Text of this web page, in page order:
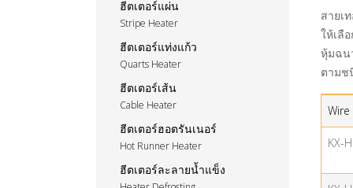
สายเ
ให้เลื
หุ้มฉน
ตามช
KX-H
ฮีตเตอร์แผ่น
Stripe Heater
ฮีตเตอร์แท่งแก้ว
Quarts Heater
ฮีตเตอร์เส้น
Cable Heater
ฮีตเตอร์ฮอตรันเนอร์
Hot Runner Heater
ฮีตเตอร์ละลายน้ำแข็ง